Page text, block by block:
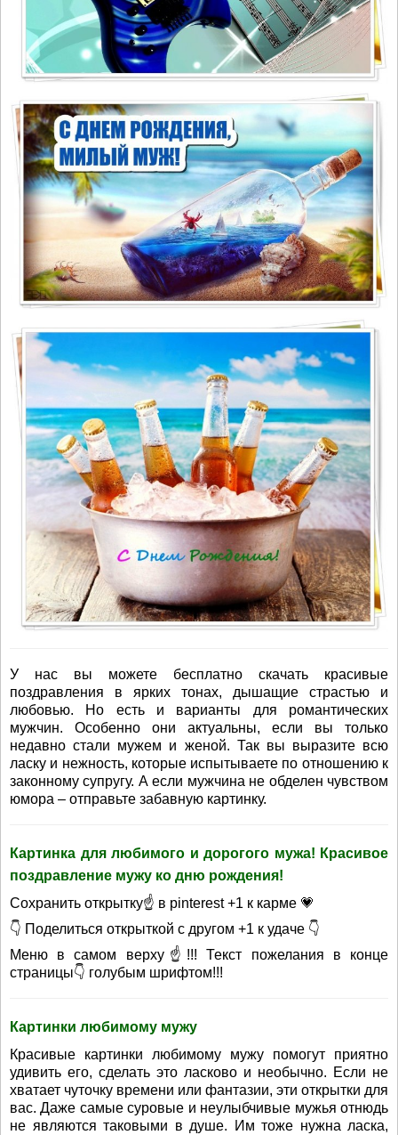
У нас вы можете бесплатно скачать красивые
поздравления в ярких тонах, дышащие страстью и
любовью. Но есть и варианты для романтических
мужчин. Особенно они актуальны, если вы только
недавно стали мужем и женой. Так вы выразите всю
ласку и нежность, которые испытываете по отношению к
законному супругу. А если мужчина не обделен чувством
юмора – отправьте забавную картинку.
Картинка для любимого и дорогого мужа! Красивое
поздравление мужу ко дню рождения!
Сохранить открытку☝ в pinterest +1 к карме 💗
👇 Поделиться открыткой с другом +1 к удаче 👇
Меню в самом верху☝!!! Текст пожелания в конце
страницы👇 голубым шрифтом!!!
Картинки любимому мужу
Красивые картинки любимому мужу помогут приятно
удивить его, сделать это ласково и необычно. Если не
хватает чуточку времени или фантазии, эти открытки для
вас. Даже самые суровые и неулыбчивые мужья отнюдь
не являются таковыми в душе. Им тоже нужна ласка,